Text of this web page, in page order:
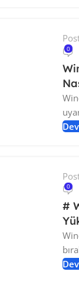
0
0
#